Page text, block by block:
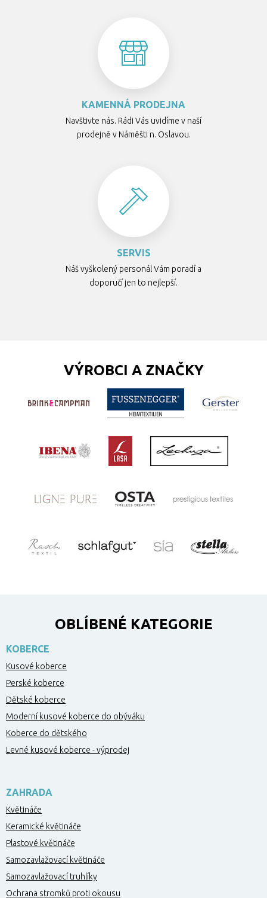
KAMENNÁ PRODEJNA
Navštivte nás. Rádi Vás uvidíme v naší
prodejně v Náměšti n. Oslavou.
SERVIS
Náš vyškolený personál Vám poradí a
doporučí jen to nejlepší.
VÝROBCI A ZNAČKY
OBLÍBENÉ KATEGORIE
KOBERCE
Kusové koberce
Perské koberce
Dětské koberce
Moderní kusové koberce do obýváku
Koberce do dětského
Levné kusové koberce - výprodej
ZAHRADA
Květináče
Keramické květináče
Plastové květináče
Samozavlažovací květináče
Samozavlažovací truhlíky
Ochrana stromků proti okousu